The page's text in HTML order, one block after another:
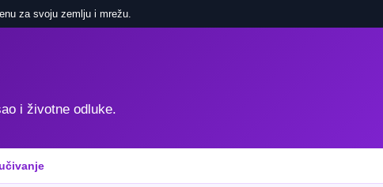
za svoju zemlju i mrežu.
i životne odluke.